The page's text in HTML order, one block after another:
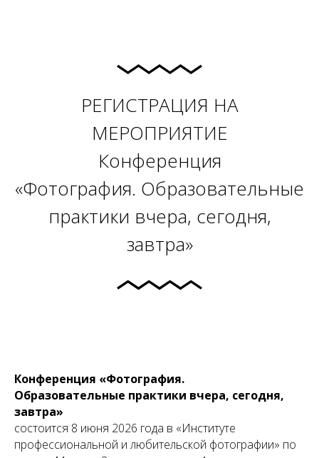
РЕГИСТРАЦИЯ НА
МЕРОПРИЯТИЕ
Конференция
«Фотография. Образовательные
практики вчера, сегодня,
завтра»
Конференция «Фотография.
Образовательные практики вчера, сегодня,
завтра»
состоится 8 июня 2026 года в «Институте
профессиональной и любительской фотографии» по